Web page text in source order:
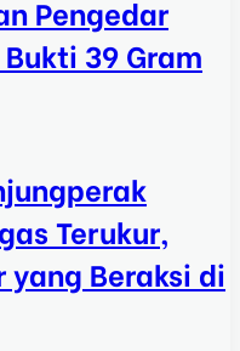
Pengedar
39 Gram
Terukur,
Beraksi di